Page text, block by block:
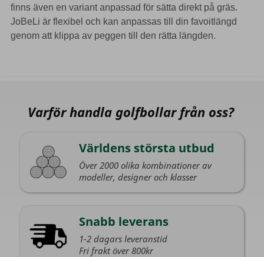
finns även en variant anpassad för sätta direkt på gräs.
JoBeLi är flexibel och kan anpassas till din favoitlängd
genom att klippa av peggen till den rätta längden.
Varför handla golfbollar från oss?
Världens största utbud
Över 2000 olika kombinationer av
modeller, designer och klasser
Snabb leverans
1-2 dagars leveranstid
Fri frakt över 800kr